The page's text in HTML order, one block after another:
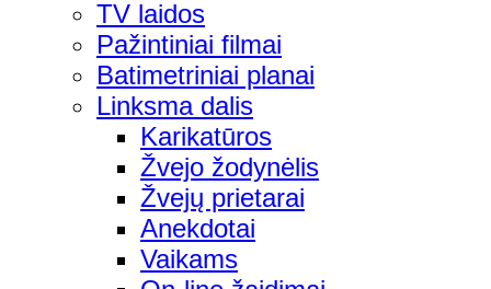
TV laidos
Pažintiniai filmai
Batimetriniai planai
Linksma dalis
Karikatūros
Žvejo žodynėlis
Žvejų prietarai
Anekdotai
Vaikams